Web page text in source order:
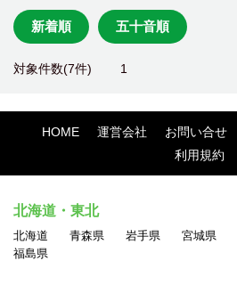
新着順 五十音順
対象件数(7件) 1
HOME 運営会社 お問い合せ
利用規約
北海道・東北
北海道 青森県 岩手県 宮城県
福島県